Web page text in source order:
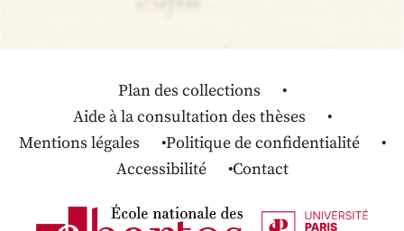
Plan des collections
Aide à la consultation des thèses
Mentions légales
Politique de confidentialité
Accessibilité
Contact